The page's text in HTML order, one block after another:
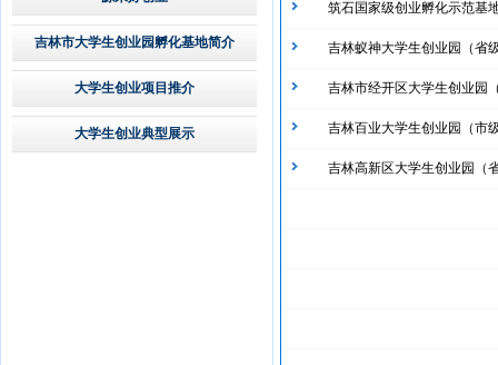
吉林市大学生创业园孵化基地简介
大学生创业项目推介
大学生创业典型展示
筑石国家级创业孵化示范基
吉林蚁神大学生创业园（省
吉林市经开区大学生创业园
吉林百业大学生创业园（市
吉林高新区大学生创业园（